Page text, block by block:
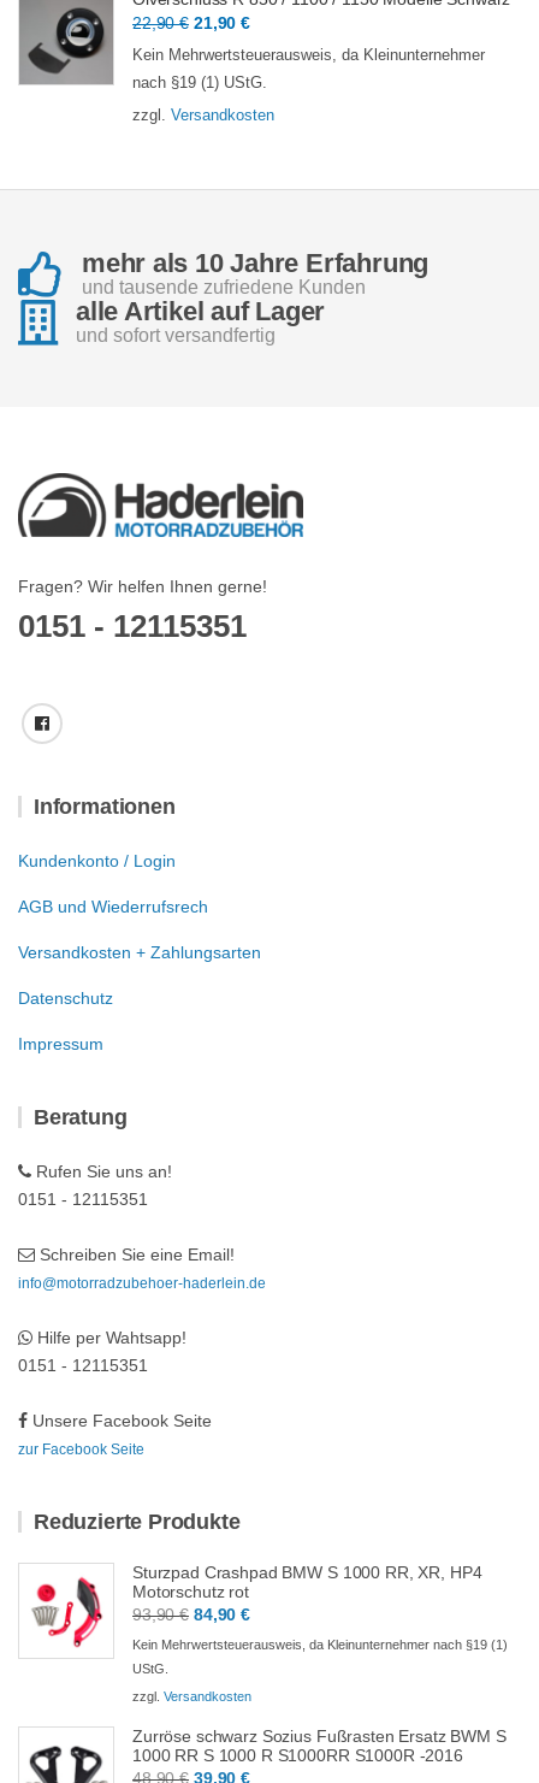
22,90€ Ursprünglicher
Preis
war:
22,90 €
21,90€Aktueller
Preis
ist:
21,90 €.
Kein Mehrwertsteuerausweis, da Kleinunternehmer
nach §19 (1) UStG.
zzgl. Versandkosten
mehr als 10 Jahre Erfahrung
und tausende zufriedene Kunden
alle Artikel auf Lager
und sofort versandfertig
Fragen? Wir helfen Ihnen gerne!
0151 - 12115351
Informationen
Kundenkonto / Login
AGB und Wiederrufsrech
Versandkosten + Zahlungsarten
Datenschutz
Impressum
Beratung
Rufen Sie uns an!
0151 - 12115351
Schreiben Sie eine Email!
info@motorradzubehoer-haderlein.de
Hilfe per Wahtsapp!
0151 - 12115351
Unsere Facebook Seite
zur Facebook Seite
Reduzierte Produkte
Sturzpad Crashpad BMW S 1000 RR, XR, HP4
Motorschutz rot
93,90€ Ursprünglicher
Preis
93,90 €
84,90€Aktueller
Preis
84,90 €.
Kein Mehrwertsteuerausweis, da Kleinunternehmer nach §19 (1)
UStG.
zzgl. Versandkosten
Zurröse schwarz Sozius Fußrasten Ersatz BWM S
1000 RR S 1000 R S1000RR S1000R -2016
48,90€ Ursprünglicher
39,90€Aktueller